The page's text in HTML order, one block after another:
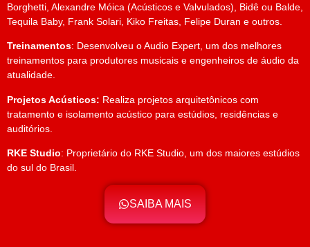
Borghetti, Alexandre Móica (Acústicos e Valvulados), Bidê ou Balde,
Tequila Baby, Frank Solari, Kiko Freitas, Felipe Duran e outros.
Treinamentos: Desenvolveu o Audio Expert, um dos melhores
treinamentos para produtores musicais e engenheiros de áudio da
atualidade.
Projetos Acústicos: Realiza projetos arquitetônicos com
tratamento e isolamento acústico para estúdios, residências e
auditórios.
RKE Studio: Proprietário do RKE Studio, um dos maiores estúdios
do sul do Brasil.
SAIBA MAIS